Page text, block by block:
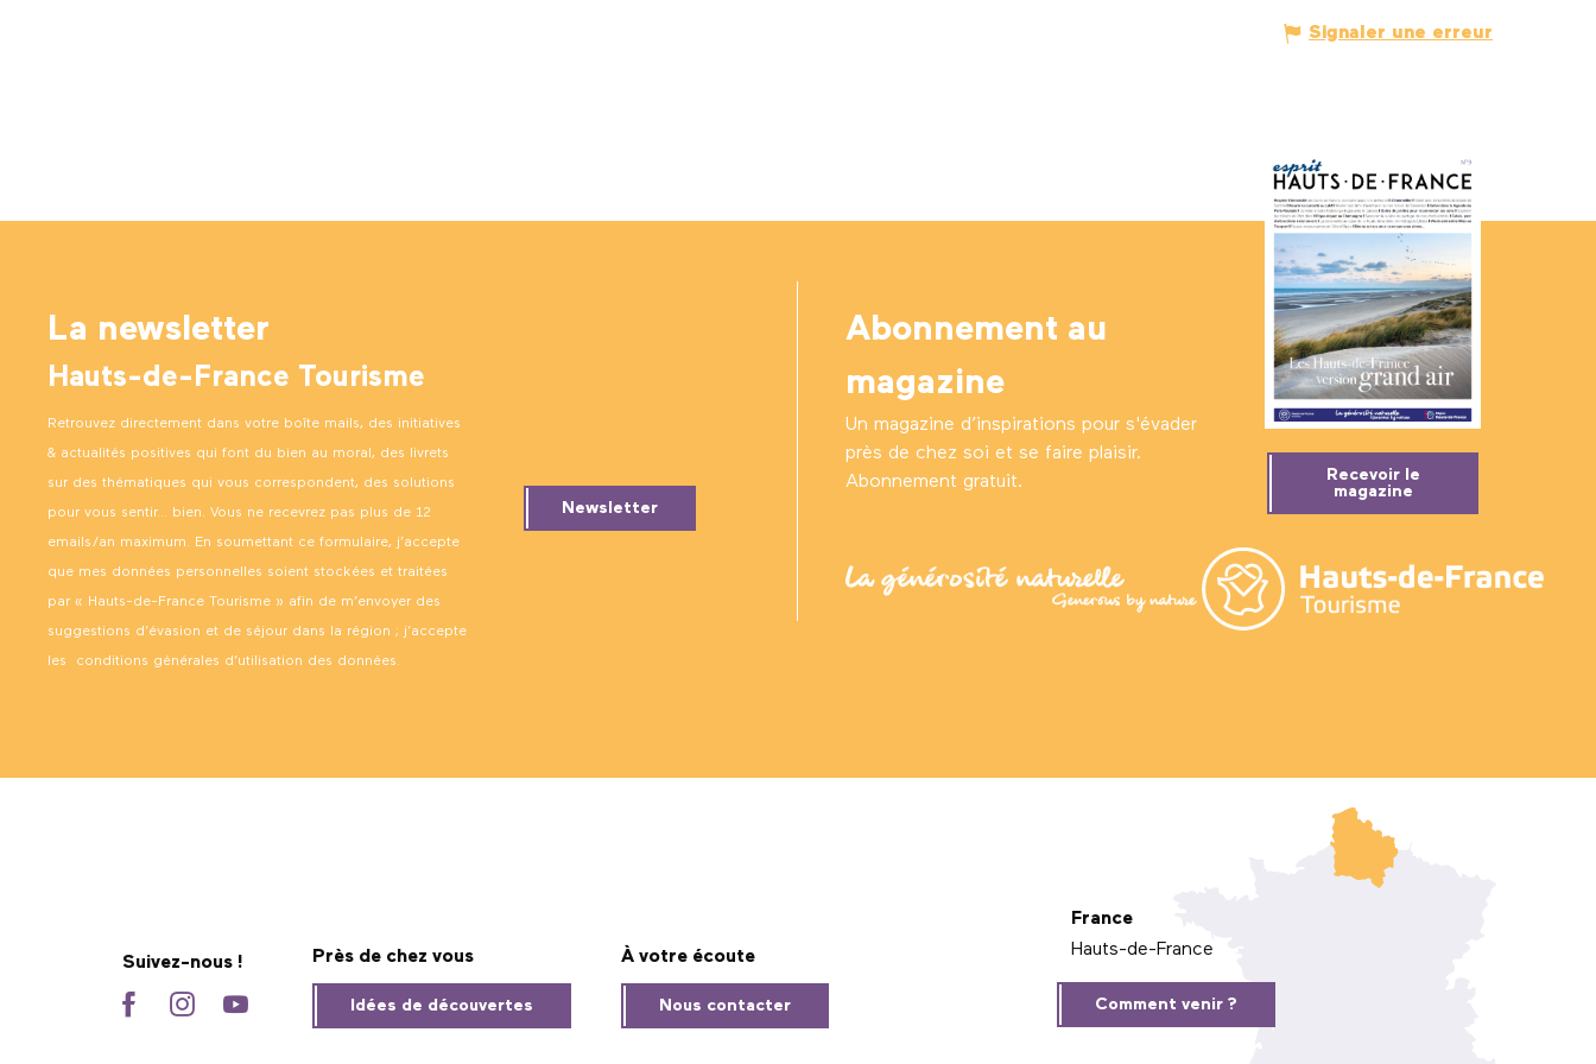
Signaler une erreur
La newsletter
Hauts-de-France Tourisme
Retrouvez directement dans votre boîte mails, des initiatives
& actualités positives qui font du bien au moral, des livrets
sur des thématiques qui vous correspondent, des solutions
pour vous sentir… bien. Vous ne recevrez pas plus de 12
emails/an maximum. En soumettant ce formulaire, j’accepte
que mes données personnelles soient stockées et traitées
par « Hauts-de-France Tourisme » afin de m’envoyer des
suggestions d’évasion et de séjour dans la région ; j’accepte
les conditions générales d’utilisation des données.
Newsletter
Abonnement au
magazine
Un magazine d’inspirations pour s'évader
près de chez soi et se faire plaisir.
Abonnement gratuit.
Recevoir le
magazine
Suivez-nous ! Près de chez vous
Idées de découvertes
À votre écoute
Nous contacter
France
Hauts-de-France
Comment venir ?